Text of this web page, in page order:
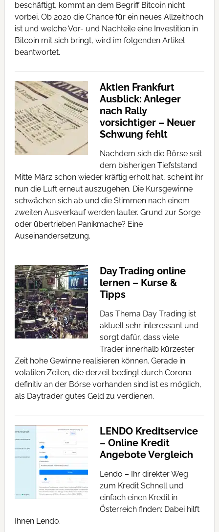
beschäftigt, kommt an dem Begriff Bitcoin nicht
vorbei. Ob 2020 die Chance für ein neues Allzeithoch
ist und welche Vor- und Nachteile eine Investition in
Bitcoin mit sich bringt, wird im folgenden Artikel
beantwortet.
Aktien Frankfurt
Ausblick: Anleger
nach Rally
vorsichtiger – Neuer
Schwung fehlt
Nachdem sich die Börse seit
dem bisherigen Tiefststand
Mitte März schon wieder kräftig erholt hat, scheint ihr
nun die Luft erneut auszugehen. Die Kursgewinne
schwächen sich ab und die Stimmen nach einem
zweiten Ausverkauf werden lauter. Grund zur Sorge
oder übertrieben Panikmache? Eine
Auseinandersetzung.
Day Trading online
lernen – Kurse &
Tipps
Das Thema Day Trading ist
aktuell sehr interessant und
sorgt dafür, dass viele
Trader innerhalb kürzester
Zeit hohe Gewinne realisieren können. Gerade in
volatilen Zeiten, die derzeit bedingt durch Corona
definitiv an der Börse vorhanden sind ist es möglich,
als Daytrader gutes Geld zu verdienen.
LENDO Kreditservice
– Online Kredit
Angebote Vergleich
Lendo – Ihr direkter Weg
zum Kredit Schnell und
einfach einen Kredit in
Österreich finden: Dabei hilft
Ihnen Lendo.